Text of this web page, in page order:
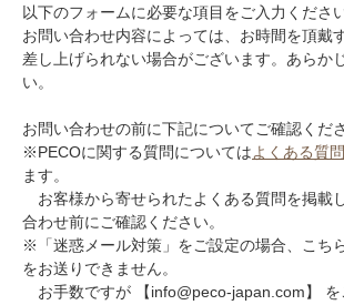
以下のフォームに必要な項目をご入力ください
お問い合わせ内容によっては、お時間を頂戴
差し上げられない場合がございます。あらか
い。
お問い合わせの前に下記についてご確認くださ
※PECOに関する質問についてはよくある質問
ます。
お客様から寄せられたよくある質問を掲載
合わせ前にご確認ください。
※「迷惑メール対策」をご設定の場合、こち
をお送りできません。
お手数ですが 【info@peco-japan.com】 を